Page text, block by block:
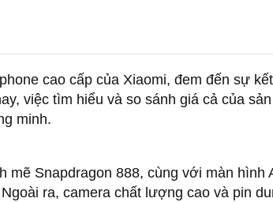
cao cấp của Xiaomi, đem đến sự
việc tìm hiểu và so sánh giá cả của
minh.
Snapdragon 888, cùng với màn hình
ra, camera chất lượng cao và pin